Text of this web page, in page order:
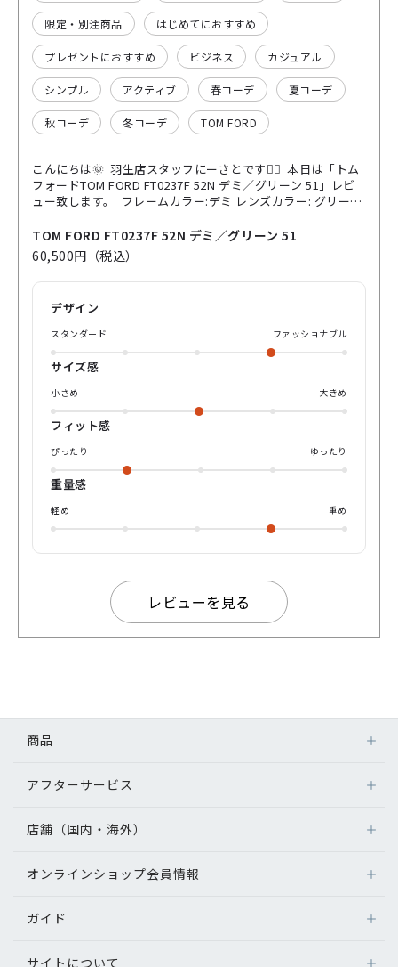
限定・別注商品 はじめてにおすすめ
プレゼントにおすすめ ビジネス カジュアル
シンプル アクティブ 春コーデ 夏コーデ
秋コーデ 冬コーデ TOM FORD
こんにちは🌞 羽生店スタッフにーさとです💁‍♂️ 本日は「トム
フォードTOM FORD FT0237F 52N デミ／グリーン 51」レビ
ュー致します。 フレームカラー:デミ レンズカラー: グリーン
ル🕶️ 高級感が溢れトムフォードを代表する太めなフレームの
サングラスとなっております。 濃度もかなり濃いめ。 紫外線
をしっかりカットしてくれる、快晴の日にオススメしたいア
イテムです。 サイズ感は51と私でピッタリめ、男女問わず掛
沢があります。 肌馴染みしやすく、黒縁よりも柔らかい印象
になりますね 是非パリミキオンライン購入又は取り扱いパリ
TOM FORD FT0237F 52N デミ／グリーン 51
60,500円（税込）
デザイン
スタンダード ファッショナブル
サイズ感
小さめ 大きめ
フィット感
ぴったり ゆったり
重量感
軽め 重め
レビューを見る
商品
アフターサービス
店舗（国内・海外）
オンラインショップ会員情報
ガイド
サイトについて